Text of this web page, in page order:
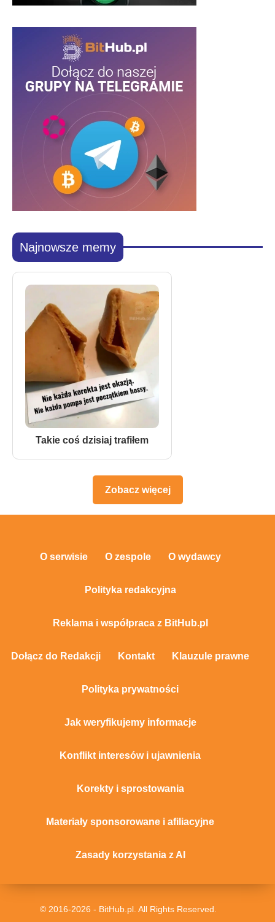
Najnowsze memy
Takie coś dzisiaj trafiłem
Zobacz więcej
O serwisie O zespole O wydawcy
Polityka redakcyjna
Reklama i współpraca z BitHub.pl
Dołącz do Redakcji Kontakt Klauzule prawne
Polityka prywatności
Jak weryfikujemy informacje
Konflikt interesów i ujawnienia
Korekty i sprostowania
Materiały sponsorowane i afiliacyjne
Zasady korzystania z AI
© 2016-2026 - BitHub.pl. All Rights Reserved.